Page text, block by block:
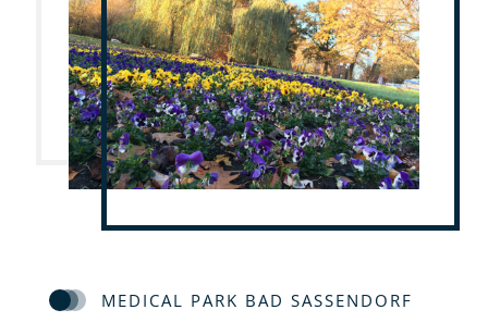
MEDICAL PARK BAD SASSENDORF